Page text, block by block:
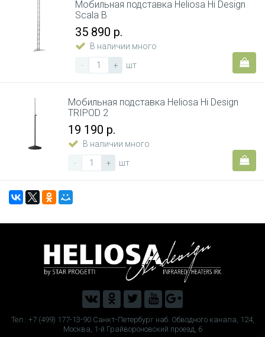
Мобильная подставка Heliosa Hi Design
Scala B
35 890 р.
В наличии много
-
+ шт
Мобильная подставка Heliosa Hi Design
TRIPOD 2
19 190 р.
В наличии много
-
+ шт
Тел.: +7 (499) 177-13-90 Санкт-Петербург наб. Обводного канала, 124,
Москва, 1-й Грайвороновский проезд, 6